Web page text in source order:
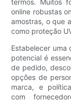
termos. Muitos
online robustas
amostras, o que
como proteção
Estabelecer uma
potencial é
de pedido,
opções de
marca, e
com